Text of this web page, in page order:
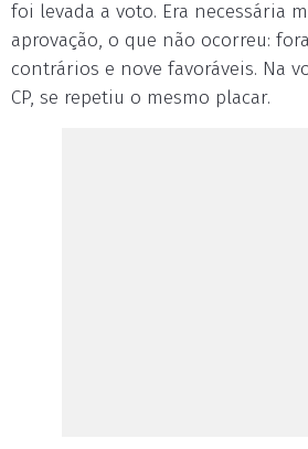
foi levada a voto. Era necessária
aprovação, o que não ocorreu:
contrários e nove favoráveis. Na
CP, se repetiu o mesmo placar.